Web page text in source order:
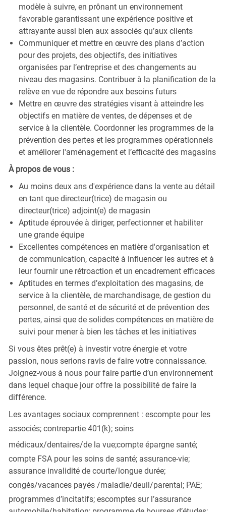
modèle à suivre, en prônant un environnement
favorable garantissant une expérience positive et
attrayante aussi bien aux associés qu’aux clients
Communiquer et mettre en œuvre des plans d’action
pour des projets, des objectifs, des initiatives
organisées par l’entreprise et des changements au
niveau des magasins. Contribuer à la planification de la
relève en vue de répondre aux besoins futurs
Mettre en œuvre des stratégies visant à atteindre les
objectifs en matière de ventes, de dépenses et de
service à la clientèle. Coordonner les programmes de la
prévention des pertes et les programmes opérationnels
et améliorer l'aménagement et l’efficacité des magasins
À propos de vous :
Au moins deux ans d'expérience dans la vente au détail
en tant que directeur(trice) de magasin ou
directeur(trice) adjoint(e) de magasin
Aptitude éprouvée à diriger, perfectionner et habiliter
une grande équipe
Excellentes compétences en matière d'organisation et
de communication, capacité à influencer les autres et à
leur fournir une rétroaction et un encadrement efficaces
Aptitudes en termes d’exploitation des magasins, de
service à la clientèle, de marchandisage, de gestion du
personnel, de santé et de sécurité et de prévention des
pertes, ainsi que de solides compétences en matière de
suivi pour mener à bien les tâches et les initiatives
Si vous êtes prêt(e) à investir votre énergie et votre
passion, nous serions ravis de faire votre connaissance.
Joignez-vous à nous pour faire partie d’un environnement
dans lequel chaque jour offre la possibilité de faire la
différence.
Les avantages sociaux comprennent : escompte pour les
associés; contrepartie 401(k); soins
médicaux/dentaires/de la vue;compte épargne santé;
compte FSA pour les soins de santé; assurance-vie;
assurance invalidité de courte/longue durée;
congés/vacances payés /maladie/deuil/parental; PAE;
programmes d’incitatifs; escomptes sur l’assurance